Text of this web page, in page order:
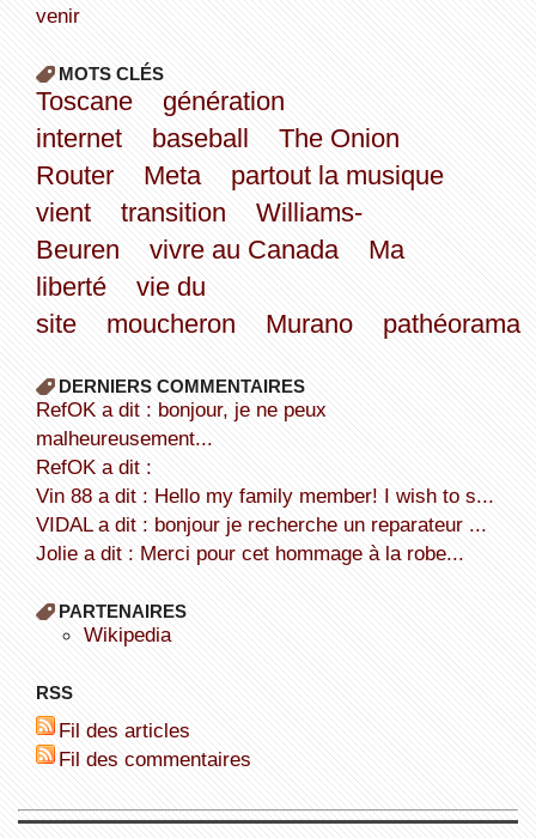
venir
MOTS CLÉS
Toscane
génération
internet
baseball
The Onion
Router
Meta
partout la musique
vient
transition
Williams-
Beuren
vivre au Canada
Ma
liberté
vie du
site
moucheron Murano pathéorama
DERNIERS COMMENTAIRES
refOK a dit : bonjour, je ne peux
malheureusement...
refOK a dit :
Vin 88 a dit : Hello my family member! I wish to s...
VIDAL a dit : bonjour je recherche un reparateur ...
Jolie a dit : Merci pour cet hommage à la robe...
PARTENAIRES
wikipedia
RSS
Fil des articles
Fil des commentaires